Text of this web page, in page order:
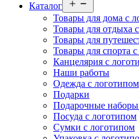
Каталог
меню
Товары для дома с
Товары для отдыха
Товары для
Товары для спорта
Канцелярия с
Наши работы
Одежда с логотипом
Подарки
Подарочные
Посуда с логотипом
Сумки с логотипом